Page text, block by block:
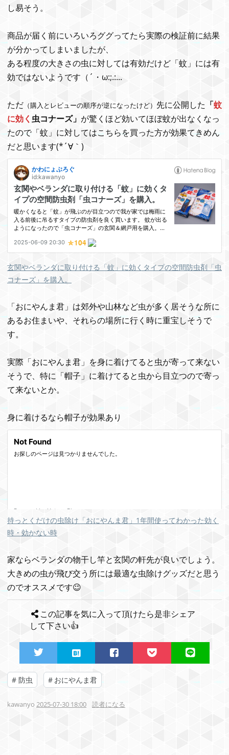
し易そう。
商品が届く前にいろいろググってたら実際の検証前に結果
が分かってしまいましたが、
ある程度の大きさの虫に対しては有効だけど「蚊」には有
効ではないようです（´・ω:;.:...
ただ （購入とレビューの順序が逆になったけど） 先に公開した 「蚊
に効く 虫コナーズ」 が驚くほど効いてほぼ蚊が出なくなっ
たので「蚊」に対してはこちらを買った方が効果てきめん
だと思います(*´∀｀)ゞ
玄関やベランダに取り付ける「蚊」に効くタイプの空間防虫剤「虫
コナーズ」を購入。
「おにやんま君」は郊外や山林など虫が多く居そうな所に
あるお住まいや、それらの場所に行く時に重宝しそうで
す。
実際「おにやんま君」を身に着けてると虫が寄って来ない
そうで、特に「帽子」に着けてると虫から目立つので寄っ
て来ないとか。
身に着けるなら帽子が効果あり
持っとくだけの虫除け「おにやんま君」1年間使ってわかった効く
時・効かない時
家ならベランダの物干し竿と玄関の軒先が良いでしょう。
大きめの虫が飛び交う所には最適な虫除けグッズだと思う
のでオススメです😉
この記事を気に入って頂けたら是非シェア
して下さい👍
# 防虫 # おにやんま君
kawanyo 2025-07-30 18:00 読者になる